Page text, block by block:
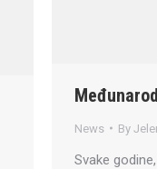
News By
Svake